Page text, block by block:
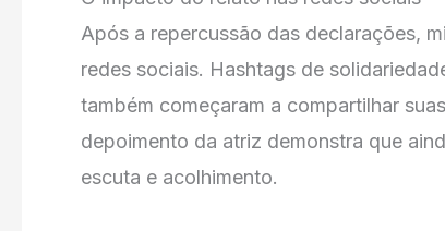
Após a repercussão das declarações,
redes sociais. Hashtags de
também começaram a compartilhar
depoimento da atriz demonstra que
escuta e acolhimento.